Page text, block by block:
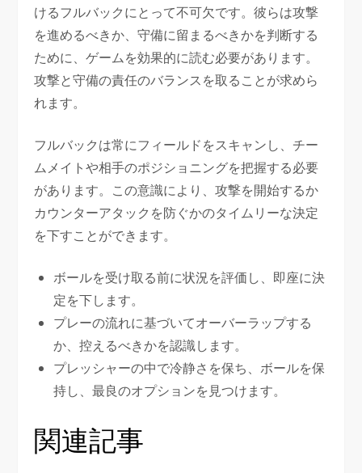
けるフルバックにとって不可欠です。彼らは攻撃
を進めるべきか、守備に留まるべきかを判断する
ために、ゲームを効果的に読む必要があります。
攻撃と守備の責任のバランスを取ることが求めら
れます。
フルバックは常にフィールドをスキャンし、チー
ムメイトや相手のポジショニングを把握する必要
があります。この意識により、攻撃を開始するか
カウンターアタックを防ぐかのタイムリーな決定
を下すことができます。
ボールを受け取る前に状況を評価し、即座に決
定を下します。
プレーの流れに基づいてオーバーラップする
か、控えるべきかを認識します。
プレッシャーの中で冷静さを保ち、ボールを保
持し、最良のオプションを見つけます。
関連記事